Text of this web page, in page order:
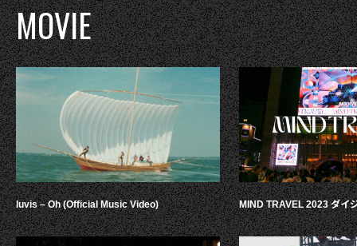
MOVIE
luvis – Oh (Official Music Video) MIND TRAVEL 2023 ダイ